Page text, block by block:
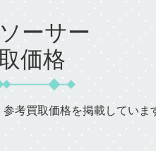
ーサー
価格
考買取価格を掲載していま